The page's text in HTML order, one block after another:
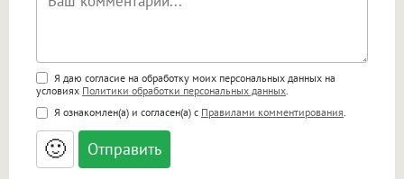
Поддержка HTML
<b>, <strong>, <u>, <i>, <em>, <s>, <big>,
<small>, <sup>, <sub>, <pre>, <ul>, <ol>, <li>,
<blockquote>, <code> экранирует HTML,
адреса URL автоматически становятся
ссылками, и [img]адрес[/img] будет
Я даю согласие на обработку моих персональных данных на
условиях Политики обработки персональных данных.
Я ознакомлен(а) и согласен(а) с Правилами комментирования.
🙂